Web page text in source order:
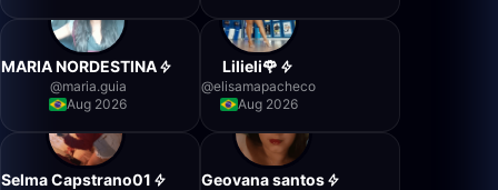
MARIA NORDESTINA
@maria.guia
Aug 2026
Lilieli🌹
@elisamapacheco
Aug 2026
Selma Capstrano01 Geovana santos